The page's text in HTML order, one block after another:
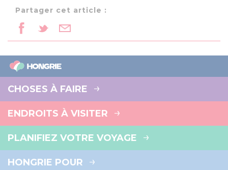
Partager cet article :
CHOSES À FAIRE
ENDROITS À VISITER
PLANIFIEZ VOTRE VOYAGE
HONGRIE POUR